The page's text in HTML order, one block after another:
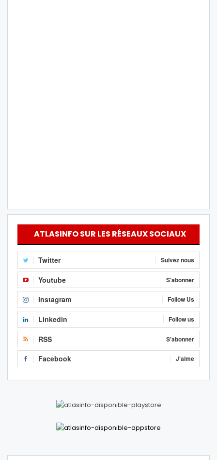
ATLASINFO SUR LES RÉSEAUX SOCIAUX
Twitter Suivez nous
Youtube S'abonner
Instagram Follow Us
Linkedin Follow us
RSS S'abonner
Facebook J'aime